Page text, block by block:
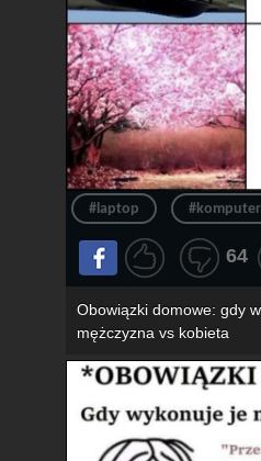
#laptop #komputer
64
Obowiązki domowe: gdy
mężczyzna vs kobieta